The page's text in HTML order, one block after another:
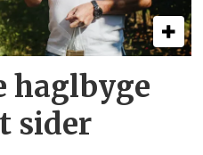
haglbyge
sider